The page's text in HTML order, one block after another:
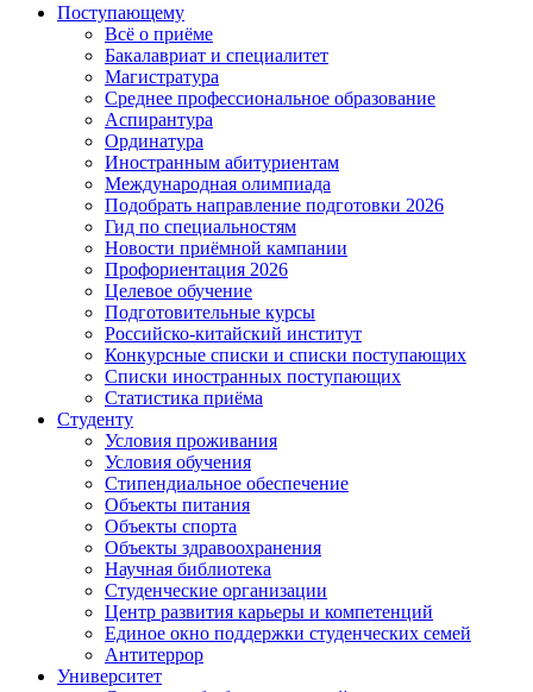
Поступающему
Всё о приёме
Бакалавриат и специалитет
Магистратура
Среднее профессиональное образование
Аспирантура
Ординатура
Иностранным абитуриентам
Международная олимпиада
Подобрать направление подготовки 2026
Гид по специальностям
Новости приёмной кампании
Профориентация 2026
Целевое обучение
Подготовительные курсы
Российско-китайский институт
Конкурсные списки и списки поступающих
Списки иностранных поступающих
Статистика приёма
Студенту
Условия проживания
Условия обучения
Стипендиальное обеспечение
Объекты питания
Объекты спорта
Объекты здравоохранения
Научная библиотека
Студенческие организации
Центр развития карьеры и компетенций
Единое окно поддержки студенческих семей
Антитеррор
Университет